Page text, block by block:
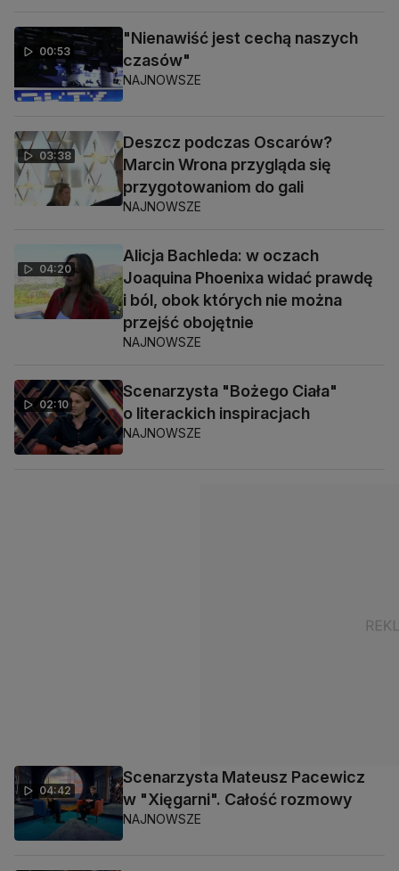
00:53
"Nienawiść jest cechą naszych
czasów"
NAJNOWSZE
03:38
Deszcz podczas Oscarów?
Marcin Wrona przygląda się
przygotowaniom do gali
NAJNOWSZE
04:20
Alicja Bachleda: w oczach
Joaquina Phoenixa widać prawdę
i ból, obok których nie można
przejść obojętnie
NAJNOWSZE
02:10
Scenarzysta "Bożego Ciała"
o literackich inspiracjach
NAJNOWSZE
04:42
Scenarzysta Mateusz Pacewicz
w "Xięgarni". Całość rozmowy
NAJNOWSZE